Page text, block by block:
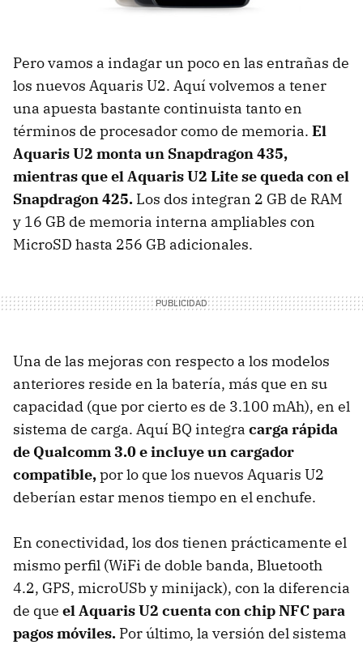
Pero vamos a indagar un poco en las entrañas de
los nuevos Aquaris U2. Aquí volvemos a tener
una apuesta bastante continuista tanto en
términos de procesador como de memoria. El
Aquaris U2 monta un Snapdragon 435,
mientras que el Aquaris U2 Lite se queda con el
Snapdragon 425. Los dos integran 2 GB de RAM
y 16 GB de memoria interna ampliables con
MicroSD hasta 256 GB adicionales.
Una de las mejoras con respecto a los modelos
anteriores reside en la batería, más que en su
capacidad (que por cierto es de 3.100 mAh), en el
sistema de carga. Aquí BQ integra carga rápida
de Qualcomm 3.0 e incluye un cargador
compatible,por lo que los nuevos Aquaris U2
deberían estar menos tiempo en el enchufe.
En conectividad, los dos tienen prácticamente el
mismo perfil (WiFi de doble banda, Bluetooth
4.2, GPS, microUSb y minijack), con la diferencia
de que el Aquaris U2 cuenta con chip NFC para
pagos móviles. Por último, la versión del sistema